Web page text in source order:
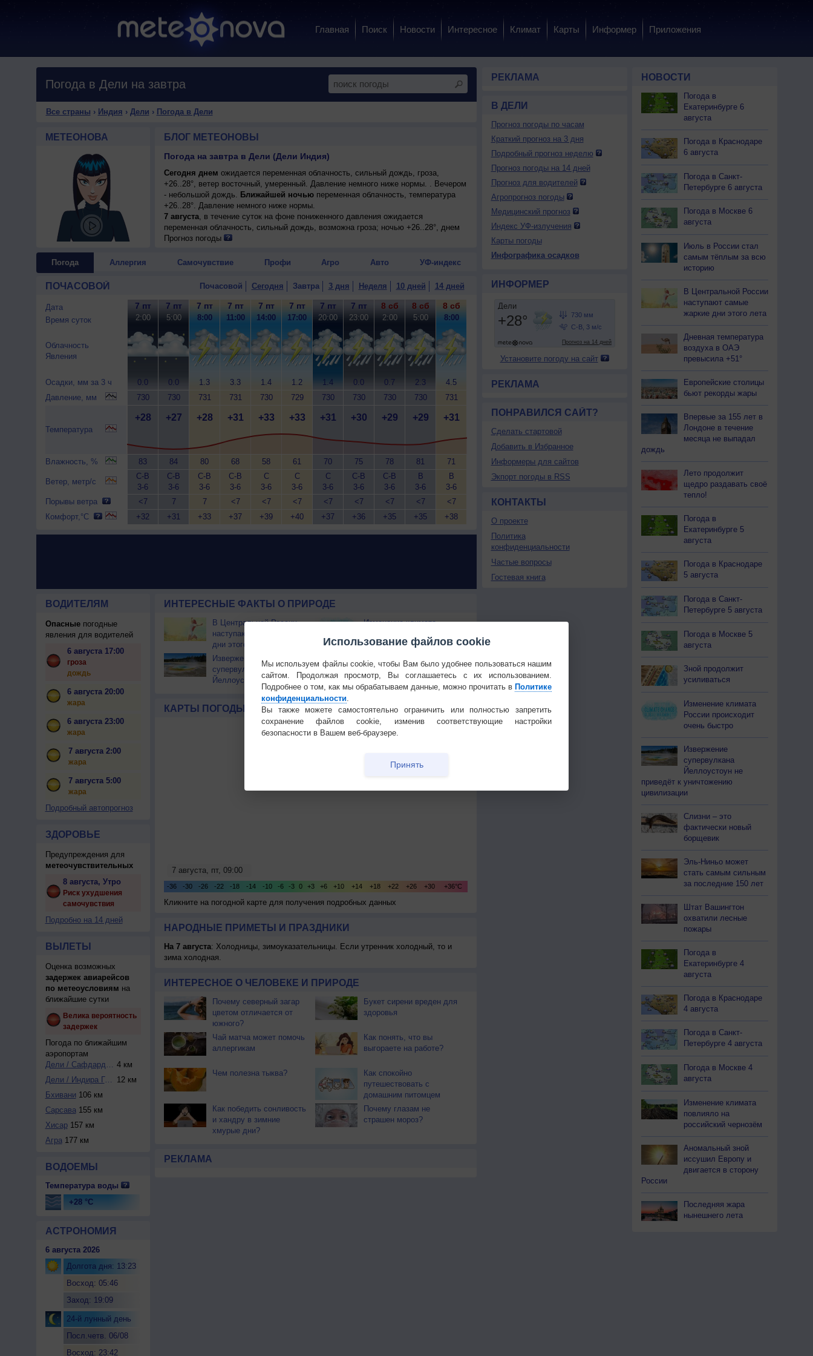
Главная Поиск Новости Интересное Климат Карты Информер Приложения
Погода в Дели на завтра
Все страны › Индия › Дели › Погода в Дели
МЕТЕОНОВА БЛОГ МЕТЕОНОВЫ
Погода на завтра в Дели (Дели Индия)
Сегодня днем ожидается переменная облачность, сильный дождь, гроза,
+26..28°, ветер восточный, умеренный. Давление немного ниже нормы. . Вечером
- небольшой дождь. Ближайшей ночьюпеременная облачность, температура
+26..28°. Давление немного ниже нормы.
7 августа, в течение суток на фоне пониженного давления ожидается
переменная облачность, сильный дождь, возможна гроза; ночью +26..28°, днем
+32..34°, ветер северо-восточный, умеренный.
Прогноз погоды
Погода Аллергия Самочувствие Профи Агро Авто УФ-индекс
ПОЧАСОВОЙ Почасовой Сегодня Завтра 3 дня Неделя 10 дней 14 дней
Дата
Время суток
Облачность
Явления
Осадки, мм за 3 ч
Давление, мм
Температура
Влажность, %
Ветер, метр/с
Порывы ветра
Комфорт,°C
7 пт
2:00
0.0
730
+28
83
С-В
3-6
<7
+32
7 пт
5:00
0.0
730
+27
84
С-В
3-6
7
+31
7 пт
8:00
1.3
731
+28
80
С-В
3-6
7
+33
7 пт
11:00
3.3
731
+31
68
С-В
3-6
<7
+37
7 пт
14:00
1.4
730
+33
58
С
3-6
<7
+39
7 пт
17:00
1.2
729
+33
61
С
3-6
<7
+40
7 пт
20:00
1.4
730
+31
70
С
3-6
<7
+37
7 пт
23:00
0.0
730
+30
75
С-В
3-6
<7
+36
8 сб
2:00
0.7
730
+29
78
С-В
3-6
<7
+35
8 сб
5:00
2.3
730
+29
81
В
3-6
<7
+35
8 сб
8:00
4.5
731
+31
71
В
3-6
<7
+38
ВОДИТЕЛЯМ
Опасныепогодные
явления для водителей
6 августа 17:00
гроза
дождь
6 августа 20:00
жара
6 августа 23:00
жара
7 августа 2:00
жара
7 августа 5:00
жара
Подробный автопрогноз
ЗДОРОВЬЕ
Предупреждения для
метеочувствительных
8 августа, Утро
Риск ухудшения
самочувствия
Подробно на 14 дней
ВЫЛЕТЫ
Оценка возможных
задержек авиарейсов
по метеоусловиям на
ближайшие сутки
Велика вероятность
задержек
Погода по ближайшим
аэропортам
Дели / Сафдарджун... 4 км
Дели / Индира Ган...
12 км
Бхивани 106 км
Сарсава155 км
Хисар157 км
Агра177 км
ВОДОЕМЫ
Температура воды
+28 °C
АСТРОНОМИЯ
6 августа 2026
Долгота дня: 13:23
Восход: 05:46
Заход: 19:09
24-й лунный день
Посл.четв. 06/08
Восход: 23:42
ИНТЕРЕСНЫЕ ФАКТЫ О ПРИРОДЕ
В Центральной России
наступают самые жаркие
дни этого лета
Изменение климата
быстро
Извержение
супервулкана
Йеллоустоун не приведёт
к уничтожению
Штат Вашингтон охватили
лесные пожары
КАРТЫ ПОГОДЫ Температура Облачность Осадки
Кликните на погодной карте для получения подробных данных
НАРОДНЫЕ ПРИМЕТЫ И ПРАЗДНИКИ
На 7 августа: Холодницы, зимоуказательницы. Если утренник холодный, то и
зима холодная.
ИНТЕРЕСНОЕ О ЧЕЛОВЕКЕ И ПРИРОДЕ
Почему северный загар
цветом отличается от
южного?
Букет сирени вреден для
здоровья
Чай матча может помочь
аллергикам
Как понять, что вы
выгораете на работе?
Чем полезна тыква?
Как спокойно
путешествовать с
домашним питомцем
Как победить сонливость
и хандру в зимние
хмурые дни?
Почему глазам не
страшен мороз?
РЕКЛАМА
РЕКЛАМА
В ДЕЛИ
Прогноз погоды по часам
Краткий прогноз на 3 дня
Подробный прогноз неделю
Прогноз погоды на 14 дней
Прогноз для водителей
Агропрогноз погоды
Медицинский прогноз
Индекс УФ-излучения
Карты погоды
Инфографика осадков
ИНФОРМЕР
Установите погоду на сайт
РЕКЛАМА
ПОНРАВИЛСЯ САЙТ?
Сделать стартовой
Добавить в Избранное
Информеры для сайтов
Экпорт погоды в RSS
КОНТАКТЫ
О проекте
Политика
конфиденциальности
Частые вопросы
Гостевая книга
НОВОСТИ
Погода в
Екатеринбурге 6
августа
Погода в Краснодаре
6 августа
Погода в Санкт-
Петербурге 6 августа
Погода в Москве 6
августа
Июль в России стал
самым тёплым за всю
историю
В Центральной России
наступают самые
жаркие дни этого лета
Дневная температура
воздуха в ОАЭ
превысила +51°
Европейские столицы
бьют рекорды жары
Впервые за 155 лет в
Лондоне в течение
месяца не выпадал
дождь
Лето продолжит
щедро раздавать своё
тепло!
Погода в
Екатеринбурге 5
августа
Погода в Краснодаре
5 августа
Погода в Санкт-
Петербурге 5 августа
Погода в Москве 5
августа
Зной продолжит
усиливаться
Изменение климата
России происходит
очень быстро
Извержение
супервулкана
Йеллоустоун не
приведёт к уничтожению
цивилизации
Слизни – это
фактически новый
борщевик
Эль-Ниньо может
стать самым сильным
за последние 150 лет
Штат Вашингтон
охватили лесные
пожары
Погода в
Екатеринбурге 4
августа
Погода в Краснодаре
4 августа
Погода в Санкт-
Петербурге 4 августа
Погода в Москве 4
августа
Изменение климата
повлияло на
российский чернозём
Аномальный зной
иссушил Европу и
двигается в сторону
России
Последняя жара
нынешнего лета
Использование файлов cookie
Мы используем файлы cookie, чтобы Вам было удобнее пользоваться нашим
сайтом. Продолжая просмотр, Вы соглашаетесь с их использованием.
Подробнее о том, как мы обрабатываем данные, можно прочитать в Политике
конфиденциальности
Вы также можете самостоятельно ограничить или полностью запретить
сохранение файлов cookie, изменив соответствующие настройки
безопасности в Вашем веб-браузере.
Принять